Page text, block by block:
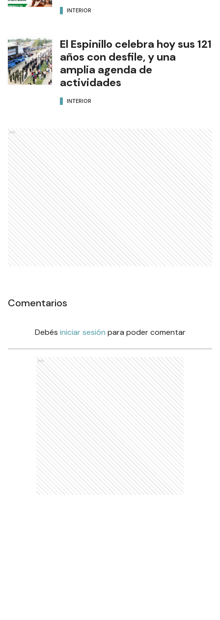
INTERIOR
El Espinillo celebra hoy sus 121
años con desfile, y una
amplia agenda de
actividades
INTERIOR
Ads
Comentarios
Debés iniciar sesión para poder comentar
Ads